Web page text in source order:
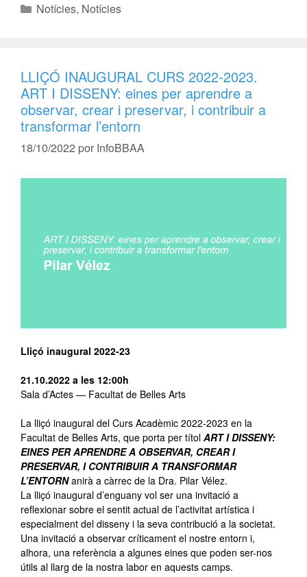
Notícies, Notícies
LLIÇÓ INAUGURAL CURS 2022-2023.
ART I DISSENY: eines per aprendre a
observar, crear i preservar, i contribuir a
transformar l’entorn
18/10/2022 por InfoBBAA
Lliçó inaugural 2022-23
21.10.2022 a les 12:00h
Sala d’Actes — Facultat de Belles Arts
La lliçó inaugural del Curs Acadèmic 2022-2023 en la
Facultat de Belles Arts, que porta per títol ART I DISSENY:
EINES PER APRENDRE A OBSERVAR, CREAR I
PRESERVAR, I CONTRIBUIR A TRANSFORMAR
L’ENTORNanirà a càrrec de la Dra. Pilar Vélez.
La lliçó inaugural d’enguany vol ser una invitació a
reflexionar sobre el sentit actual de l’activitat artística i
especialment del disseny i la seva contribució a la societat.
Una invitació a observar críticament el nostre entorn i,
alhora, una referència a algunes eines que poden ser-nos
útils al llarg de la nostra labor en aquests camps.